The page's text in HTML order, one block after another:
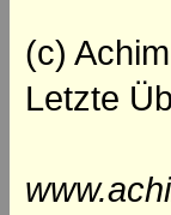
(c)
Letzte